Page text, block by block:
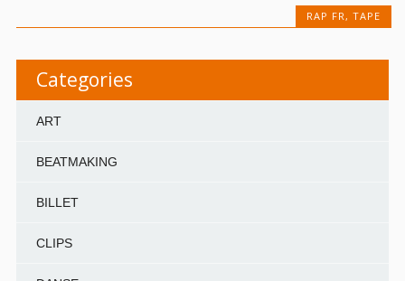
RAP FR , TAPE
Categories
ART
BEATMAKING
BILLET
CLIPS